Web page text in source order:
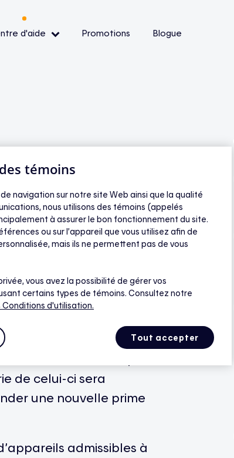
d'aide Promotions Blogue
à
, ainsi que les montants
ne peut être admissible
aura été versée pour
de celui-ci sera
une nouvelle prime
admissibles à
témoins
navigation sur notre site Web ainsi que la qualité
nous utilisons des témoins (appelés
à assurer le bon fonctionnement du site.
ou sur l’appareil que vous utilisez afin de
mais ils ne permettent pas de vous
vous avez la possibilité de gérer vos
certains types de témoins. Consultez notre
Conditions d'utilisation.
Tout accepter